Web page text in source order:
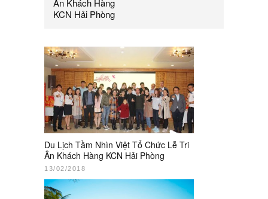
Ân Khách Hàng
KCN Hải Phòng
Du Lịch Tầm Nhìn Việt Tổ Chức Lễ Tri
Ân Khách Hàng KCN Hải Phòng
13/02/2018